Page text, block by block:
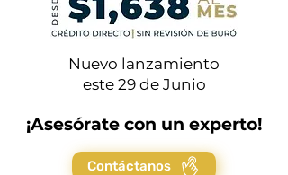
Nuevo lanzamiento
este 29 de Junio
¡Asesórate con un experto!
Contáctanos